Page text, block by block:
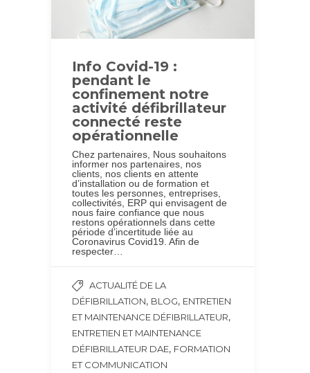
Info Covid-19 :
pendant le
confinement notre
activité défibrillateur
connecté reste
opérationnelle
Chez partenaires, Nous souhaitons
informer nos partenaires, nos
clients, nos clients en attente
d’installation ou de formation et
toutes les personnes, entreprises,
collectivités, ERP qui envisagent de
nous faire confiance que nous
restons opérationnels dans cette
période d’incertitude liée au
Coronavirus Covid19. Afin de
respecter…
ACTUALITÉ DE LA
DÉFIBRILLATION, BLOG, ENTRETIEN
ET MAINTENANCE DÉFIBRILLATEUR,
ENTRETIEN ET MAINTENANCE
DÉFIBRILLATEUR DAE, FORMATION
ET COMMUNICATION